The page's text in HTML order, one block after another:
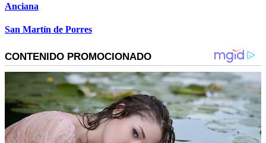
Anciana
San Martín de Porres